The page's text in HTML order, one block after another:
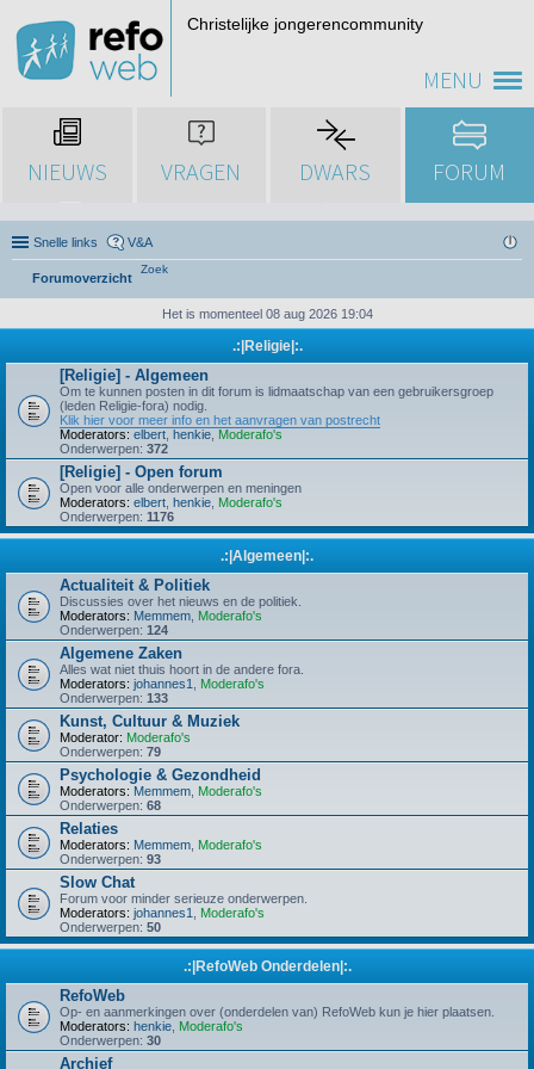
MENU
Christelijke jongerencommunity
NIEUWS VRAGEN DWARS FORUM
Snelle links V&A
Forumoverzicht
Zoek
Het is momenteel 08 aug 2026 19:04
.:|Religie|:.
[Religie] - Algemeen
Om te kunnen posten in dit forum is lidmaatschap van een gebruikersgroep
(leden Religie-fora) nodig.
Klik hier voor meer info en het aanvragen van postrecht
Moderators: elbert henkie Moderafo's
Onderwerpen: 372
[Religie] - Open forum
Open voor alle onderwerpen en meningen
Moderators: elbert henkie Moderafo's
Onderwerpen: 1176
.:|Algemeen|:.
Actualiteit & Politiek
Discussies over het nieuws en de politiek.
Moderators: Memmem Moderafo's
Onderwerpen: 124
Algemene Zaken
Alles wat niet thuis hoort in de andere fora.
Moderators: johannes1
Moderafo's
Onderwerpen: 133
Kunst, Cultuur & Muziek
Moderator: Moderafo's
Onderwerpen: 79
Psychologie & Gezondheid
Moderators: Memmem Moderafo's
Onderwerpen: 68
Relaties
Moderators: Memmem Moderafo's
Onderwerpen: 93
Slow Chat
Forum voor minder serieuze onderwerpen.
Moderators: johannes1
Moderafo's
Onderwerpen: 50
.:|RefoWeb Onderdelen|:.
RefoWeb
Op- en aanmerkingen over (onderdelen van) RefoWeb kun je hier plaatsen.
Moderators: henkie Moderafo's
Onderwerpen: 30
Archief